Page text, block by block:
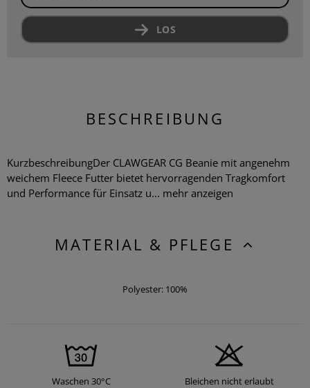
LOS
BESCHREIBUNG
KurzbeschreibungDer CLAWGEAR CG Beanie mit angenehm
weichem Fleece Futter bietet hervorragenden Tragkomfort
und Performance für Einsatz u... mehr anzeigen
MATERIAL & PFLEGE
Polyester: 100%
Waschen 30°C Bleichen nicht erlaubt